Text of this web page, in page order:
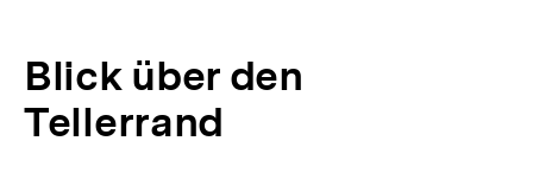
Blick über den
Tellerrand